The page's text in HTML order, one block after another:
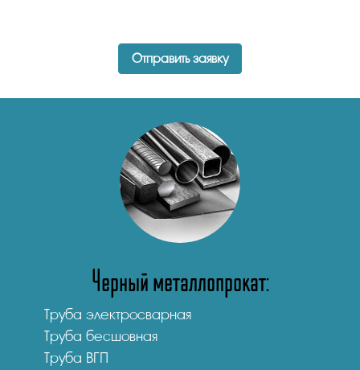
Отправить заявку
Черный металлопрокат:
Труба электросварная
Труба бесшовная
Труба ВГП